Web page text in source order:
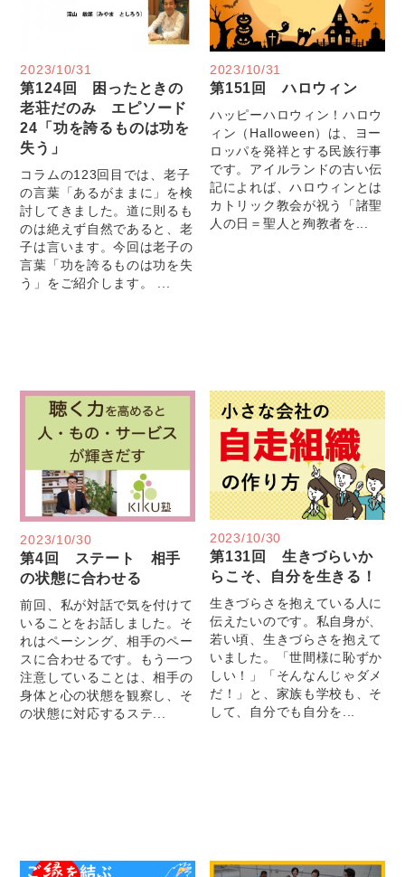
2023/10/31
第124回 困ったときの
老荘だのみ エピソード
24「功を誇るものは功を
失う」
コラムの123回目では、老子
の言葉「あるがままに」を検
討してきました。道に則るも
のは絶えず自然であると、老
子は言います。今回は老子の
言葉「功を誇るものは功を失
う」をご紹介します。 ...
2023/10/31
第151回 ハロウィン
ハッピーハロウィン！ハロウ
ィン（Halloween）は、ヨー
ロッパを発祥とする民族行事
です。アイルランドの古い伝
記によれば、ハロウィンとは
カトリック教会が祝う「諸聖
人の日＝聖人と殉教者を...
2023/10/30
第4回 ステート 相手
の状態に合わせる
前回、私が対話で気を付けて
いることをお話しました。そ
れはペーシング、相手のペー
スに合わせるです。もう一つ
注意していることは、相手の
身体と心の状態を観察し、そ
の状態に対応するステ...
2023/10/30
第131回 生きづらいか
らこそ、自分を生きる！
生きづらさを抱えている人に
伝えたいのです。私自身が、
若い頃、生きづらさを抱えて
いました。「世間様に恥ずか
しい！」「そんなんじゃダメ
だ！」と、家族も学校も、そ
して、自分でも自分を...